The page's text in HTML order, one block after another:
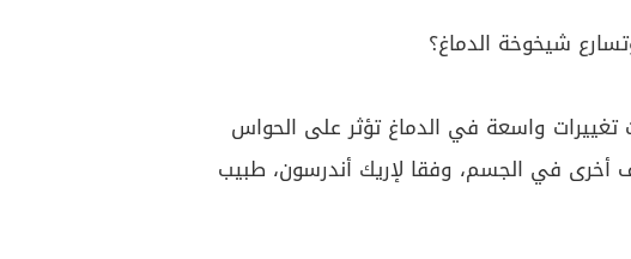
شيخوخة الدماغ؟
تغييرات واسعة في الدماغ تؤثر على الحواس
أخرى في الجسم، وفقا لإريك أندرسون، طبيب